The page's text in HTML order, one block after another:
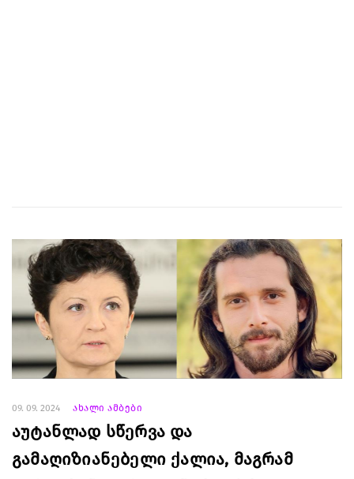
09. 09. 2024 ახალი ამბები
აუტანლად სწერვა და
გამაღიზიანებელი ქალია, მაგრამ